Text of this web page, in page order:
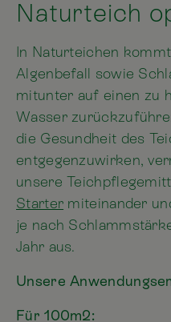
Naturteich
In Naturteichen
Algenbefall sowie
mitunter auf einen zu
Wasser
die Gesundheit des
entgegenzuwirken,
unsere
Starter miteinander
je nach
Jahr aus.
Unsere
Für 100m2: